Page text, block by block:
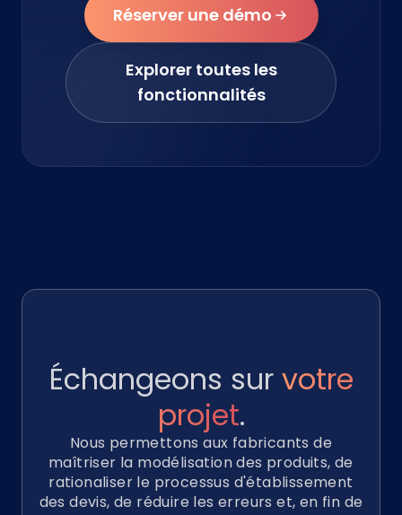
Réserver une démo
Explorer toutes les
fonctionnalités
Échangeons sur votre
projet.
Nous permettons aux fabricants de
maîtriser la modélisation des produits, de
rationaliser le processus d'établissement
des devis, de réduire les erreurs et, en fin de